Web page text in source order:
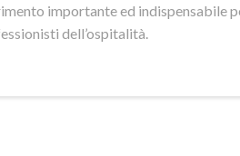
importante ed indispensabile
dell’ospitalità.